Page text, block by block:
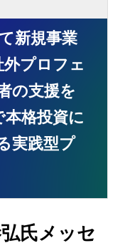
新規事業
プロフェ
の支援を
格投資に
実践型プ
氏メッセ